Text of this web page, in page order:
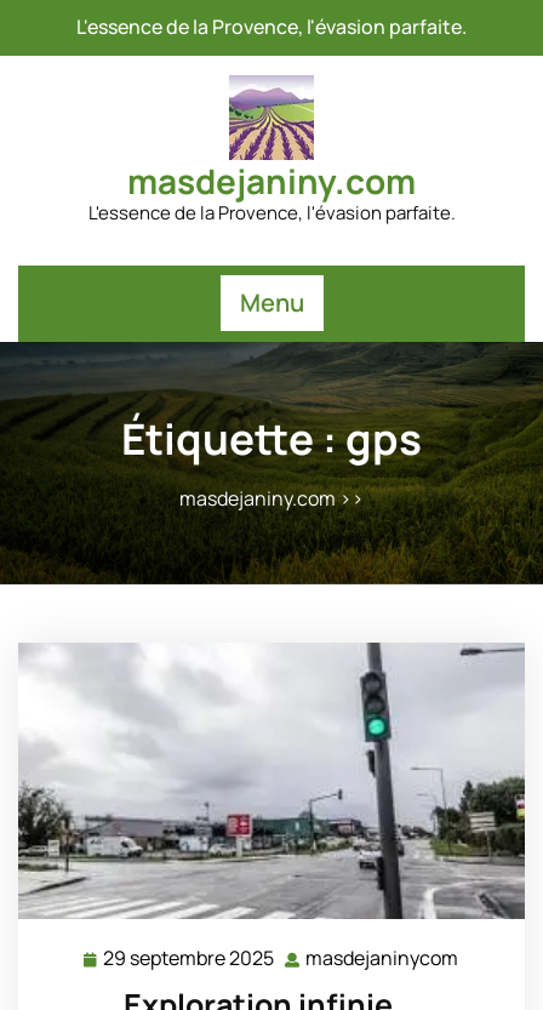
L'essence de la Provence, l'évasion parfaite.
masdejaniny.com
L'essence de la Provence, l'évasion parfaite.
Menu
Étiquette :gps
masdejaniny.com>>
29 septembre 2025 29
septembre
masdejaninycom